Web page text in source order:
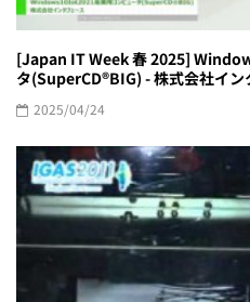
[Japan IT Week 春 2025]
タ(SuperCD®︎BIG) - 株式会社イン
2025/04/24